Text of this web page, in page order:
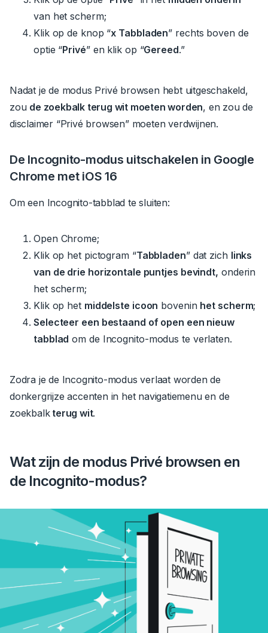
van het scherm;
Klik op de knop “x Tabbladen” rechts boven de
optie “Privé” en klik op “Gereed.”
Nadat je de modus Privé browsen hebt uitgeschakeld,
zou de zoekbalk terug wit moeten worden, en zou de
disclaimer “Privé browsen” moeten verdwijnen.
De Incognito-modus uitschakelen in Google
Chrome met iOS 16
Om een Incognito-tabblad te sluiten:
Open Chrome;
Klik op het pictogram “Tabbladen” dat zich links
van de drie horizontale puntjes bevindt, onderin
het scherm;
Klik op het middelste icoon bovenin het scherm;
Selecteer een bestaand of open een nieuw
tabblad om de Incognito-modus te verlaten.
Zodra je de Incognito-modus verlaat worden de
donkergrijze accenten in het navigatiemenu en de
zoekbalkterug wit.
Watzijn de modus Privé browsen en
de Incognito-modus?